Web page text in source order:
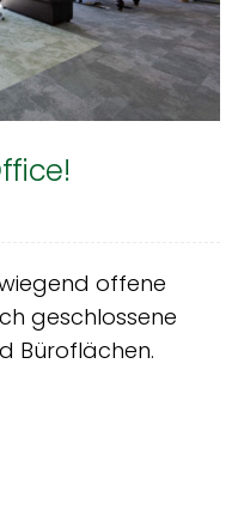
offene
geschlossene
Büroflächen.